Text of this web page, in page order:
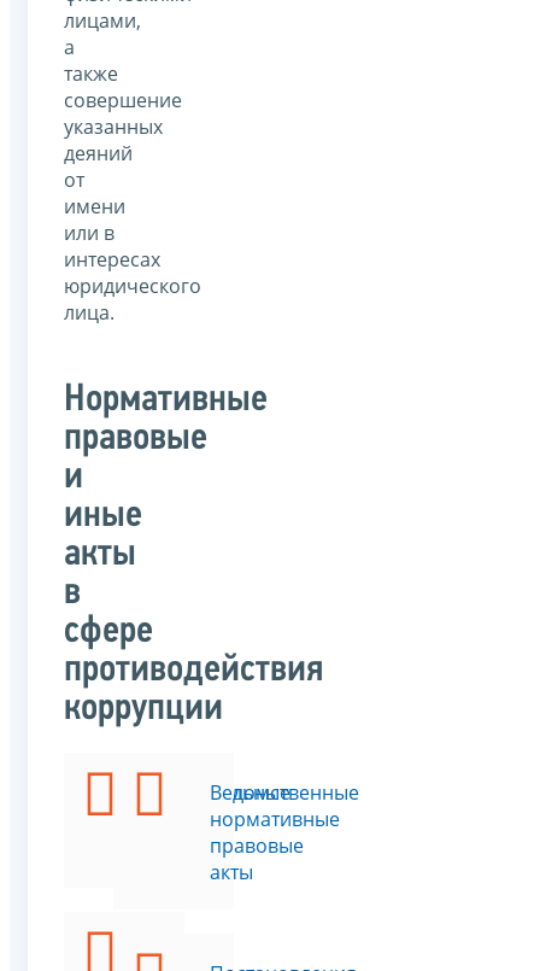
лицами,
а
также
совершение
указанных
деяний
от
имени
или в
интересах
юридического
лица.
Нормативные
правовые
и
иные
акты
в
сфере
противодействия
коррупции
Федеральные
законы
Указы
Ведомственные
нормативные
правовые
акты